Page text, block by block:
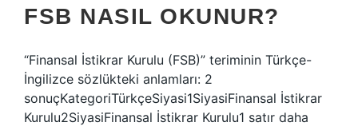
FSB NASIL OKUNUR?
“Finansal İstikrar Kurulu (FSB)” teriminin Türkçe-
İngilizce sözlükteki anlamları: 2
sonuçKategoriTürkçeSiyasi1SiyasiFinansal İstikrar
Kurulu2SiyasiFinansal İstikrar Kurulu1 satır daha